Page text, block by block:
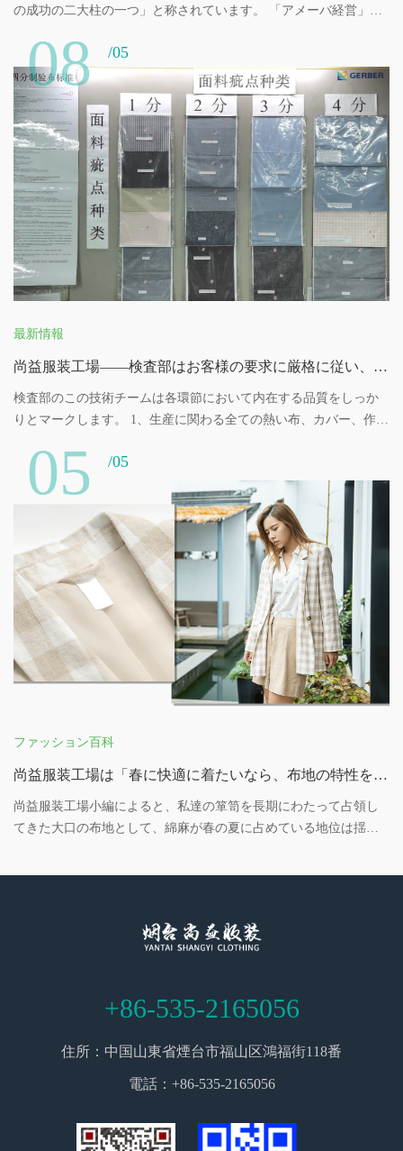
の成功の二大柱の一つ」と称されています。 「アメーバ経営」は
「小集団」に分類し、自由自在に細胞分裂を繰り返す「アメー
バ」はそれぞれの「アメーバ」を中心として、自主的に計画を立
て、独立して計算し、持続的に自主的に成長し、各従業員を主役
とし、「全員経営に参加する」ようにしています。情熱的な集団
を作り、全体の知恵と努力によって企業の経営目標を達成し、企
業の急速な発展を実現する。
08/05
最新情報
尚益服装工場――検査部はお客様の要求に厳格に従い、品質を安全に管理します
検査部のこの技術チームは各環節において内在する品質をしっか
りとマークします。 1、生産に関わる全ての熱い布、カバー、作業
内の環境は半月ごとに一度検査し、生産環境の安全を確保する。
3、私達は製品ごとに資格のある検査会社を選んでその検査を行い
ます。例えば、重金属含有量などの項目です。各段階で検査し
て、各段階で厳格に検査して、この元の一環で製品の安全、信頼
性を保証して、取引先の好評を得ます。 4、私達の検査部の対面の
補助材料の外観も同様に厳
05 /05
ファッション百科
尚益服装工場は「春に快適に着たいなら、布地の特性を身につけなければなりません。」
尚益服装工場小編によると、私達の箪笥を長期にわたって占領し
てきた大口の布地として、綿麻が春の夏に占めている地位は揺る
+86-535-2165056
住所：中国山東省煙台市福山区鴻福街118番
電話：+86-535-2165056